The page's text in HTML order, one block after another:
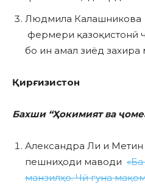
Людмила Калашникова
фермери қазоқистонӣ
бо ин амал зиёд захира
Қирғизистон
Бахши “Ҳокимият ва
Александра Ли и Метин
пешниҳоди маводи
манзилҳо. Чӣ гуна